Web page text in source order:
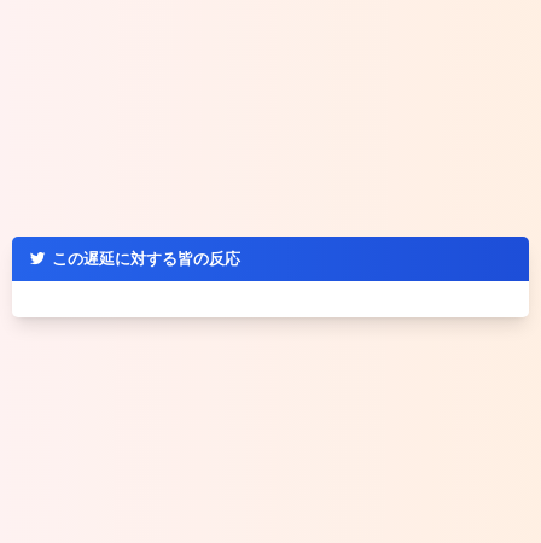
この遅延に対する皆の反応